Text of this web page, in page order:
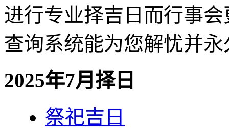
进行专业择吉日而行事
查询系统能为您解忧并
2025年7月择日
祭祀吉日